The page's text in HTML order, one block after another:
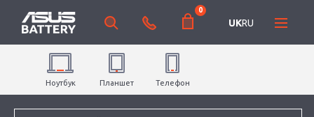
0
UKRU
Ноутбук Планшет Телефон